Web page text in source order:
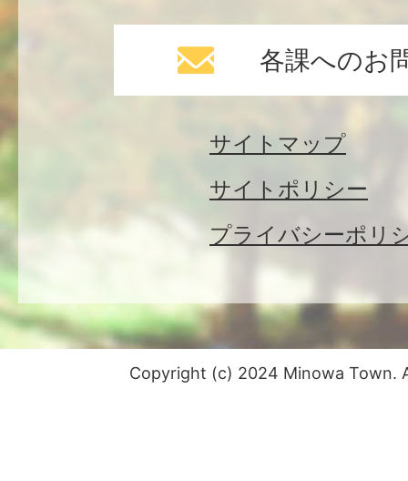
各課へのお
サイトマップ
サイトポリシー
プライバシーポリ
Copyright (c) 2024 Minowa Town.